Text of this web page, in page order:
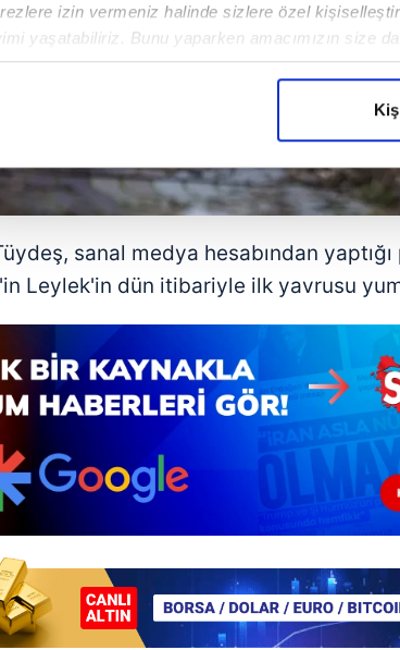
izin vermeniz halinde sizlere özel
yaşatabiliriz. Bunu yaparken amacımızın size
sunabilmek adına elimizden gelen çabayı
kullanıcılar, bu çerezlere izin
daha iyi bir hizmet sunabilmek için İnternet
vasıtasıyla çeşitli kişisel verileriniz işlenmekte
kullanılmaktadır. Diğer çerezler, sitemizin daha
pazarlama faaliyetlerinin yapılması, amaçlarıyla
ilişkin tercihlerinizi aşağıda yer alan panel
tıklayabilir,
sayılı Kişisel Verilerin Korunması Kanunu
uygun olarak kullanılan çerezlerle ilgili bilgi
sanal medya hesabından yaptığı
Leylek'in dün itibariyle ilk yavrusu